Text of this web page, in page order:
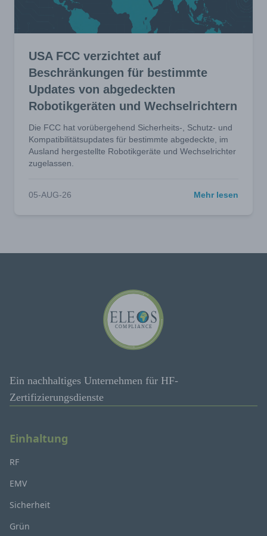
USA FCC verzichtet auf
Beschränkungen für bestimmte
Updates von abgedeckten
Robotikgeräten und Wechselrichtern
Die FCC hat vorübergehend Sicherheits-, Schutz- und
Kompatibilitätsupdates für bestimmte abgedeckte, im
Ausland hergestellte Robotikgeräte und Wechselrichter
zugelassen.
05-AUG-26 Mehr lesen
Ein nachhaltiges Unternehmen für HF-
Zertifizierungsdienste
Einhaltung
RF
EMV
Sicherheit
Grün